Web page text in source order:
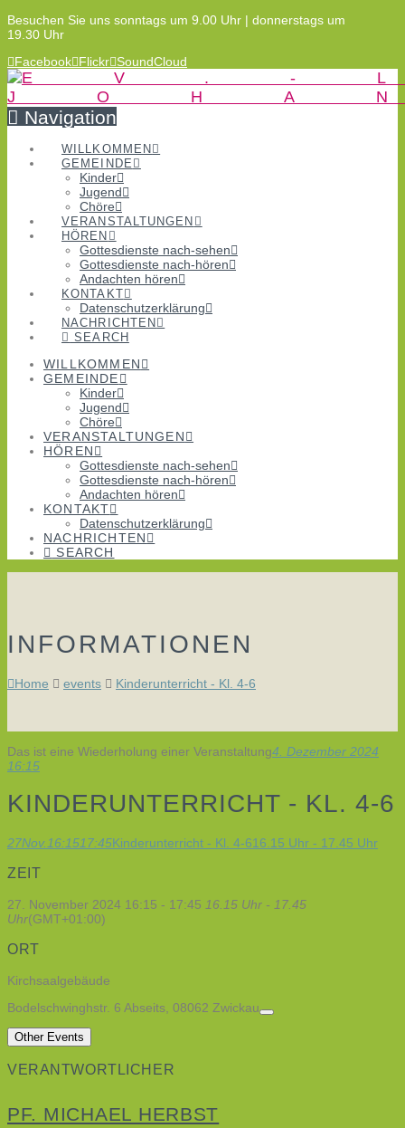
Besuchen Sie uns sonntags um 9.00 Uhr | donnerstags um
19.30 Uhr
Facebook Flickr SoundCloud
Navigation
WILLKOMMEN
GEMEINDE
Kinder
Jugend
Chöre
VERANSTALTUNGEN
HÖREN
Gottesdienste nach-sehen
Gottesdienste nach-hören
Andachten hören
KONTAKT
Datenschutzerklärung
NACHRICHTEN
SEARCH
WILLKOMMEN
GEMEINDE
Kinder
Jugend
Chöre
VERANSTALTUNGEN
HÖREN
Gottesdienste nach-sehen
Gottesdienste nach-hören
Andachten hören
KONTAKT
Datenschutzerklärung
NACHRICHTEN
SEARCH
INFORMATIONEN
Home events Kinderunterricht - Kl. 4-6
Das ist eine Wiederholung einer Veranstaltung4. Dezember 2024
16:15
KINDERUNTERRICHT - KL. 4-6
27Nov. 16:1517:45Kinderunterricht - Kl. 4-616.15 Uhr - 17.45 Uhr
ZEIT
27. November 2024 16:15 - 17:45 16.15 Uhr - 17.45
Uhr(GMT+01:00)
ORT
Kirchsaalgebäude
Bodelschwinghstr. 6 Abseits, 08062 Zwickau
Other Events
VERANTWORTLICHER
PF. MICHAEL HERBST